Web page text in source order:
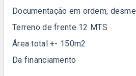
Documentação em ordem,
Terreno de frente 12 MTS
Área total +- 150m2
Da financiamento